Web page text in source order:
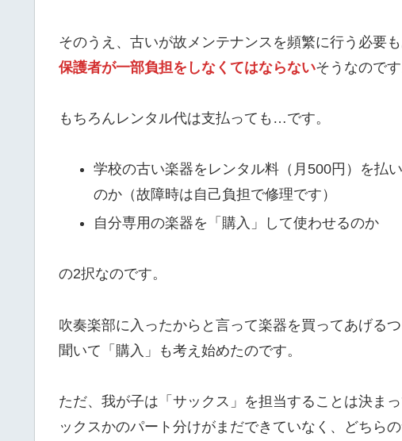
そのうえ、古いが故メンテナンスを頻繁に行う必要も
保護者が一部負担をしなくてはならないそうなのです
もちろんレンタル代は支払っても…です。
学校の古い楽器をレンタル料（月500円）を払
のか（故障時は自己負担で修理です）
自分専用の楽器を「購入」して使わせるのか
の2択なのです。
吹奏楽部に入ったからと言って楽器を買ってあげる
聞いて「購入」も考え始めたのです。
ただ、我が子は「サックス」を担当することは決ま
ックスかのパート分けがまだできていなく、どちら